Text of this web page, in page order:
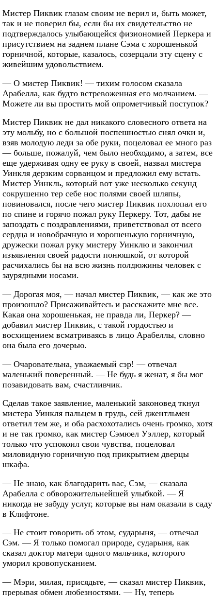
Мистер Пиквик глазам своим не верил и, быть может,
так и не поверил бы, если бы их свидетельство не
подтверждалось улыбающейся физиономией Перкера и
присутствием на заднем плане Сэма с хорошенькой
горничной, которые, казалось, созерцали эту сцену с
живейшим удовольствием.
— О мистер Пиквик! — тихим голосом сказала
Арабелла, как будто встревоженная его молчанием. —
Можете ли вы простить мой опрометчивый поступок?
Мистер Пиквик не дал никакого словесного ответа на
эту мольбу, но с большой поспешностью снял очки и,
взяв молодую леди за обе руки, поцеловал ее много раз
— больше, пожалуй, чем было необходимо, а затем, все
еще удерживая одну ее руку в своей, назвал мистера
Уинкля дерзким сорванцом и предложил ему встать.
Мистер Уинкль, который вот уже несколько секунд
сокрушенно тер себе нос полями своей шляпы,
повиновался, после чего мистер Пиквик похлопал его
по спине и горячо пожал руку Перкеру. Тот, дабы не
запоздать с поздравлениями, приветствовал от всего
сердца и новобрачную и хорошенькую горничную,
дружески пожал руку мистеру Уинклю и закончил
изъявления своей радости понюшкой, от которой
расчихались бы на всю жизнь полдюжины человек с
заурядными носами.
— Дорогая моя, — начал мистер Пиквик, — как же это
произошло? Присаживайтесь и расскажите мне все.
Какая она хорошенькая, не правда ли, Перкер? —
добавил мистер Пиквик, с такой гордостью и
восхищением всматриваясь в лицо Арабеллы, словно
она была его дочерью.
— Очаровательна, уважаемый сэр! — отвечал
маленький поверенный. — Не будь я женат, я бы мог
позавидовать вам, счастливчик.
Сделав такое заявление, маленький законовед ткнул
мистера Уинкля пальцем в грудь, сей джентльмен
ответил тем же, и оба расхохотались очень громко, хотя
и не так громко, как мистер Сэмюел Уэллер, который
только что успокоил свои чувства, поцеловал
миловидную горничную под прикрытием дверцы
шкафа.
— Не знаю, как благодарить вас, Сэм, — сказала
Арабелла с обворожительнейшей улыбкой. — Я
никогда не забуду услуг, которые вы нам оказали в саду
в Клифтоне.
— Не стоит говорить об этом, сударыня, — отвечал
Сэм. — Я только помогал природе, сударыня, как
сказал доктор матери одного мальчика, которого
уморил кровопусканием.
— Мэри, милая, присядьте, — сказал мистер Пиквик,
прерывая обмен любезностями. — Ну, теперь